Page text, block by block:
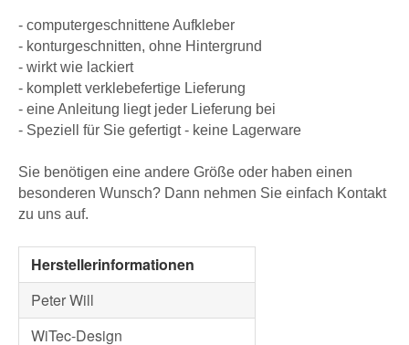
- computergeschnittene Aufkleber
- konturgeschnitten, ohne Hintergrund
- wirkt wie lackiert
- komplett verklebefertige Lieferung
- eine Anleitung liegt jeder Lieferung bei
- Speziell für Sie gefertigt - keine Lagerware
Sie benötigen eine andere Größe oder haben einen
besonderen Wunsch? Dann nehmen Sie einfach Kontakt
zu uns auf.
Herstellerinformationen
Peter Will
WiTec-Design